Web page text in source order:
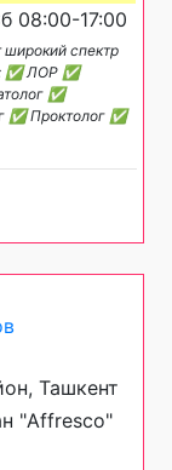
08:00-17:00
широкий спектр
✅ ЛОР ✅
✅
✅ Проктолог ✅
Ташкент
"Affresco"